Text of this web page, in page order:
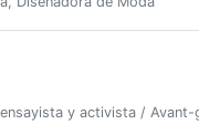
y activista /